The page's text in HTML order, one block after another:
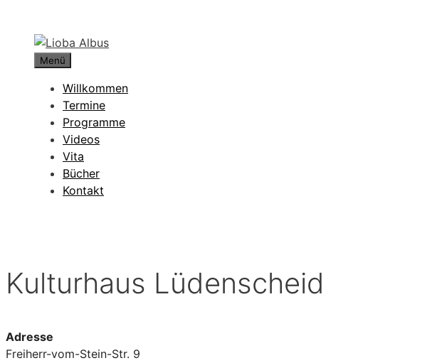
springen
Menü
Willkommen
Termine
Programme
Videos
Vita
Bücher
Kontakt
Kulturhaus Lüdenscheid
Adresse
Freiherr-vom-Stein-Str. 9